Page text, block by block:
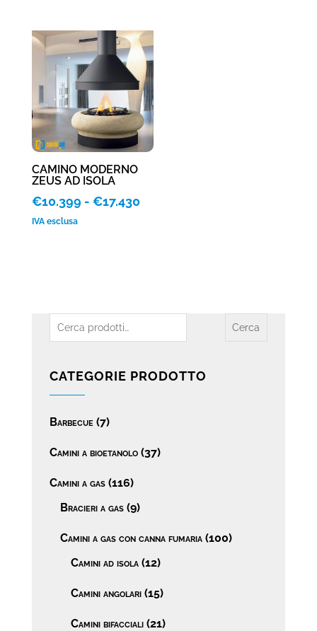
€7.245
a
€15.720
CAMINO MODERNO
ZEUS AD ISOLA
€10.399 - €17.430Fascia
€17.430
IVA esclusa
Cerca: Cerca
CATEGORIE PRODOTTO
Barbecue (7)
Camini a bioetanolo (37)
Camini a gas (116)
Bracieri a gas (9)
Camini a gas con canna fumaria (100)
Camini ad isola (12)
Camini angolari (15)
Camini bifacciali (21)